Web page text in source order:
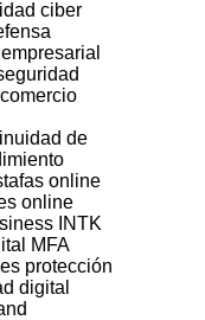
ciber
comercio
de
online
online
INTK
MFA
protección
digital